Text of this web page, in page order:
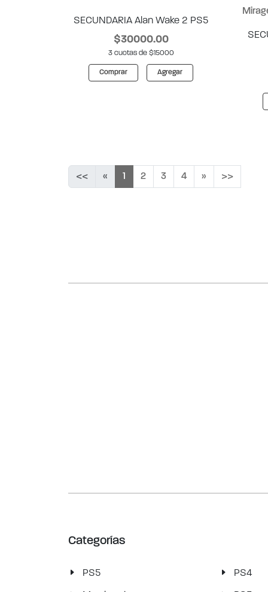
SECUNDARIA Alan Wake 2 PS5
$30000.00
3 cuotas de $15000
Comprar Agregar
<< « 1 2 3 4 » >>
Categorías
PS5 PS4